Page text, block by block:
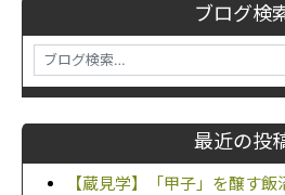
ブログ検
最近の投
【蔵見学】「甲子」を醸す